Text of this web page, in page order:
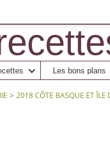
Les bons plans
> 2018 CÔTE BASQUE ET ÎLE